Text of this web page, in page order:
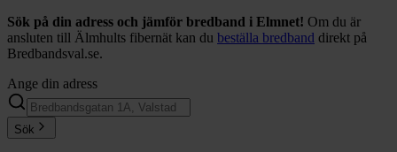
Sök på din adress och jämför bredband i Elmnet! Om du är
ansluten till Älmhults fibernät kan du beställa bredband direkt på
Bredbandsval.se.
Ange din adress
Sök